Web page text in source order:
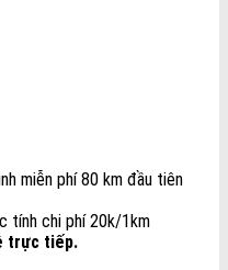
miễn phí 80 km đầu tiên
tính chi phí 20k/1km
trực tiếp.